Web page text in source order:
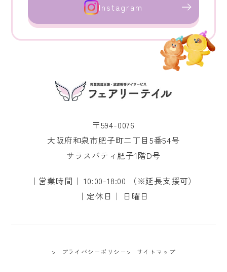
Instagram
〒594-0076
大阪府和泉市肥子町二丁目5番54号
サラスバティ肥子1階D号
｜営業時間｜ 10:00-18:00 （※延長支援可）
｜定休日｜ 日曜日
プライバシーポリシー サイトマップ